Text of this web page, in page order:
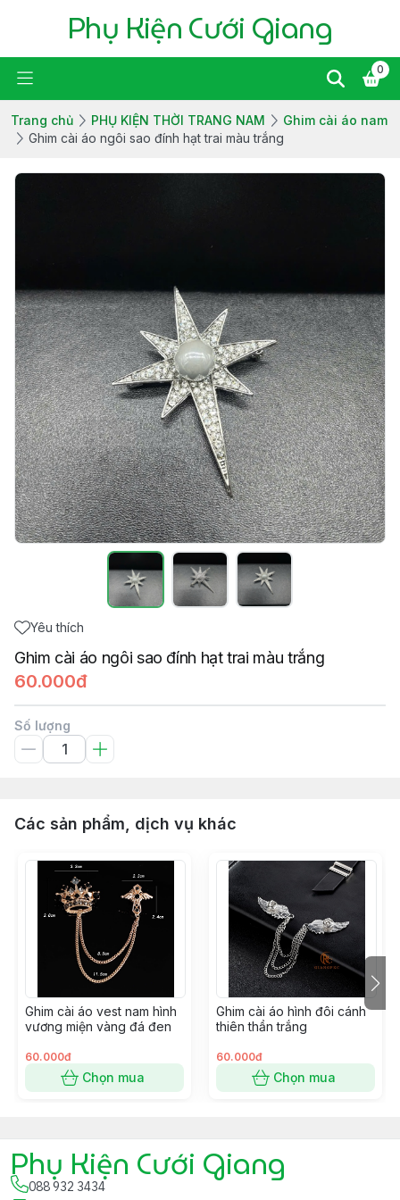
Phụ Kiện Cưới Giang
0
Trang chủ PHỤ KIỆN THỜI TRANG NAM
Ghim cài áo nam
Ghim cài áo ngôi sao đính hạt trai màu trắng
Yêu thích
Ghim cài áo ngôi sao đính hạt trai màu trắng
60.000đ
Số lượng
Các sản phẩm, dịch vụ khác
Ghim cài áo vest nam hình
vương miện vàng đá đen
60.000đ
Chọn mua
Ghim cài áo hình đôi cánh
thiên thần trắng
60.000đ
Chọn mua
Phụ Kiện Cưới Giang
088 932 3434